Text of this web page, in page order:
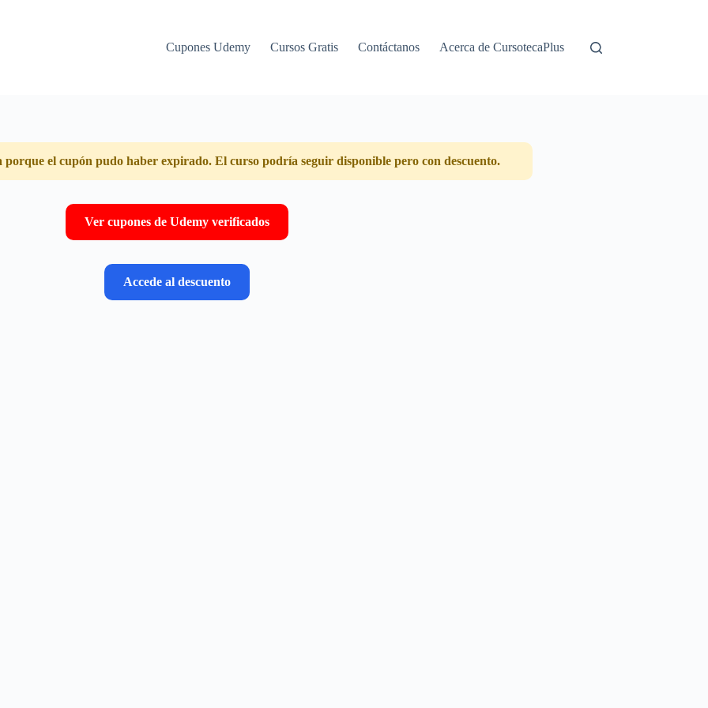
Cupones Udemy Cursos Gratis Contáctanos Acerca de CursotecaPlus
porque el cupón pudo haber expirado. El curso podría seguir disponible pero con descuento.
Ver cupones de Udemy verificados
Accede al descuento